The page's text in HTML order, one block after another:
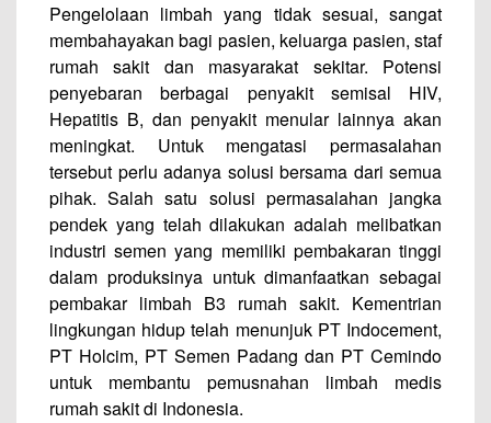
Pengelolaan limbah yang tidak sesuai, sangat
membahayakan bagi pasien, keluarga pasien, staf
rumah sakit dan masyarakat sekitar. Potensi
penyebaran berbagai penyakit semisal HIV,
Hepatitis B, dan penyakit menular lainnya akan
meningkat. Untuk mengatasi permasalahan
tersebut perlu adanya solusi bersama dari semua
pihak. Salah satu solusi permasalahan jangka
pendek yang telah dilakukan adalah melibatkan
industri semen yang memiliki pembakaran tinggi
dalam produksinya untuk dimanfaatkan sebagai
pembakar limbah B3 rumah sakit. Kementrian
lingkungan hidup telah menunjuk PT Indocement,
PT Holcim, PT Semen Padang dan PT Cemindo
untuk membantu pemusnahan limbah medis
rumah sakit di Indonesia.